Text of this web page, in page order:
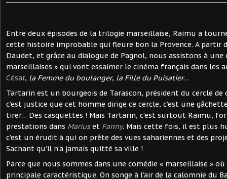
Entre deux épisodes de la trilogie marseillaise, Raimu a
cette histoire improbable qui fleure bon la Provence. A partir
Daudet, et grâce au dialogue de Pagnol, nous assistons à une
marseillaises » qui vont essaimer le cinéma français dans les
César, la Femme du boulanger, la Fille du Puisatier…
Tartarin est un bourgeois de Tarascon, président du cercle de
c’est justice que cet homme dirige ce cercle, c’est une
tirer… Des casquettes ! Mais Tartarin, c’est surtout Raimu,
prestations dans Mariuset Fanny. Mais cette fois, il est plus
c’est un érudit à qui on prête des vues sahariennes et des
Sachant qu’il n’a jamais quitté sa ville !
Parce que nous sommes dans une comédie « marseillaise »
principale caractéristique. On songe à l’air de la calomnie du